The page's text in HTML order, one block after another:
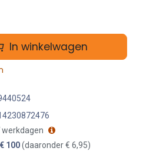
In winkelwagen
100(daaronder € 6,95)